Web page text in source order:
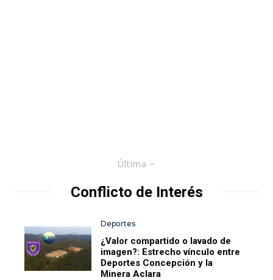
Última
Conflicto de Interés
Deportes
¿Valor compartido o lavado de
imagen?: Estrecho vínculo entre
Deportes Concepción y la
Minera Aclara